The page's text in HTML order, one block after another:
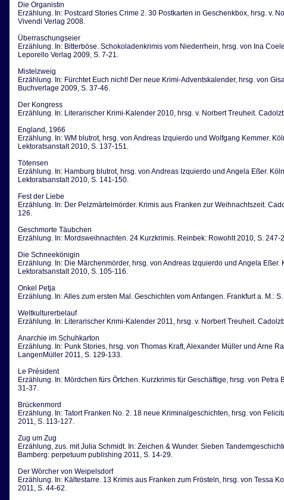
Die Organistin
Erzählung. In: Postcard Stories Crime 2. 30 Postkarten in Geschenkbox, hrsg. v.
Vivendi Verlag 2008.
Überraschungseier
Erzählung. In: Bitterböse. Schokoladenkrimis vom Niederrhein, hrsg. von Ina
Leporello Verlag 2009, S. 7-21.
Mistelzweig
Erzählung. In: Fürchtet Euch nicht! Der neue Krimi-Adventskalender, hrsg. von
Buchverlage 2009, S. 37-46.
Der Kongress
Erzählung. In: Literarischer Krimi-Kalender 2010, hrsg. v. Norbert Treuheit.
England, 1966
Erzählung. In: WM blutrot, hrsg. von Andreas Izquierdo und Wolfgang Kemmer.
Lektoratsanstalt 2010, S. 137-151.
Tötensen
Erzählung. In: Hamburg blutrot, hrsg. von Andreas Izquierdo und Angela Eßer.
Lektoratsanstalt 2010, S. 141-150.
Fest der Liebe
Erzählung. In: Der Pelzmärtelmörder. Krimis aus Franken zur Weihnachtszeit.
126.
Geschmorte Täubchen
Erzählung. In: Mordsweihnachten. 24 Kurzkrimis. Reinbek: Rowohlt 2010, S. 247-
Die Schneekönigin
Erzählung. In: Die Märchenmörder, hrsg. von Andreas Izquierdo und Angela Eßer.
Lektoratsanstalt 2010, S. 105-116.
Onkel Petja
Erzählung. In: Alles zum ersten Mal. Geschichten vom Anfangen. Frankfurt a. M.:
Weltkulturerbelauf
Erzählung. In: Literarischer Krimi-Kalender 2011, hrsg. v. Norbert Treuheit.
Anarchie im Schuhkarton
Erzählung. In: Punk Stories, hrsg. von Thomas Kraft, Alexander Müller und Arne
LangenMüller 2011, S. 129-133.
Le Président
Erzählung. In: Mördchen fürs Örtchen. Kurzkrimis für Geschäftige, hrsg. von Petra
31-37.
Brückenmord
Erzählung. In: Tatort Franken No. 2. 18 neue Kriminalgeschichten, hrsg. von
2011, S. 113-127.
Zug um Zug
Erzählung, zus. mit Julia Schmidt. In: Zeichen & Wunder. Sieben
Bamberg: perpetuum publishing 2011, S. 14-29.
Der Wörcher von Weipelsdorf
Erzählung. In: Kältestarre. 13 Krimis aus Franken zum Frösteln, hrsg. von Tessa
2011, S. 44-62.